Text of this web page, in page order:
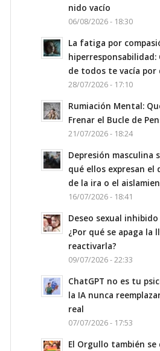
nido vacío
06/08/2026 - 18:30
La fatiga por
hiperresponsabilidad:
de todos te vacía por
28/07/2026 - 17:10
Rumiación Mental:
Frenar el Bucle de
21/07/2026 - 18:24
Depresión masculina
qué ellos expresan el
de la ira o el
16/07/2026 - 18:41
Deseo sexual
¿Por qué se apaga la
reactivarla?
09/07/2026 - 22:33
ChatGPT no es tu
la IA nunca
real
07/07/2026 - 17:53
El Orgullo también se